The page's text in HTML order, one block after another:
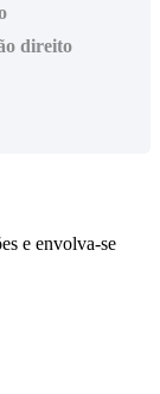
direito
e envolva-se